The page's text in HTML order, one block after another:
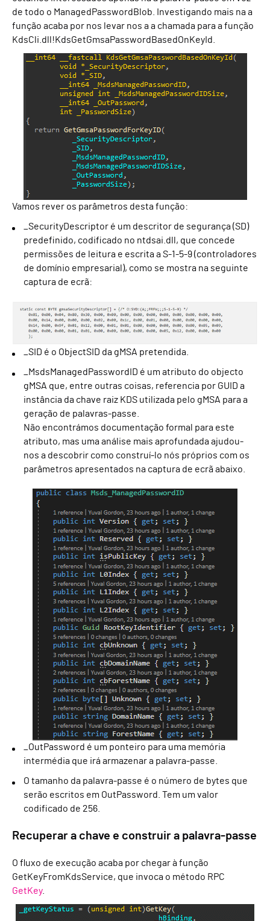
de todo o ManagedPasswordBlob Investigando mais naa
função acaba por nos levar nos aa chamada paraa função
KdsCli.dll!KdsGetGmsaPasswordBasedOnKeyId.
Vamos rever os parâmetros desta função:
_SecurityDescriptor é um descritor de segurança (SD)
predefinido, codificado no ntdsai.dll, que concede
permissões de leitura e escrita a S-1-5-9 (controladores
de domínio empresarial), como se mostra na seguinte
captura de ecrã:
_SID é o ObjectSID da gMSA pretendida.
_MsdsManagedPasswordID é um atributo do objecto
gMSA que, entre outras coisas, referencia por GUID a
instância da chave raiz KDS utilizada pelo gMSA para a
geração de palavras-passe.
Não encontrámos documentação formal para este
atributo, mas uma análise mais aprofundada ajudou-
nos a descobrir como construí-lo nós próprios com os
parâmetros apresentados na captura de ecrã abaixo.
_OutPassword é um ponteiro para uma memória
intermédia que irá armazenar a palavra-passe.
O tamanho da palavra-passe é o número de bytes que
serão escritos em OutPassword. Tem um valor
codificado de 256.
Recuperar a chave e construir a palavra-passe
O fluxo de execução acaba por chegar à função
GetKeyFromKdsService, que invoca o método RPC
GetKey.